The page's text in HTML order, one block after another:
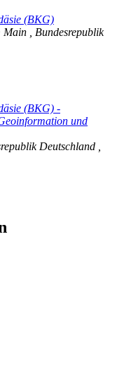
(BKG)
Main , Bundesrepublik
(BKG) -
und
Deutschland ,